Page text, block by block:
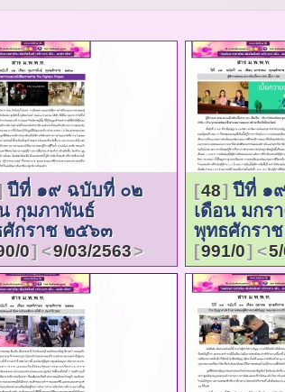
ปีที่ ๑๙ ฉบับที่ ๐๒
กุมภาพันธ์
กราช ๒๕๖๓
0 9/03/2563
48
ปีที่ ๑
เดือน มกร
พุทธศักรา
991/0